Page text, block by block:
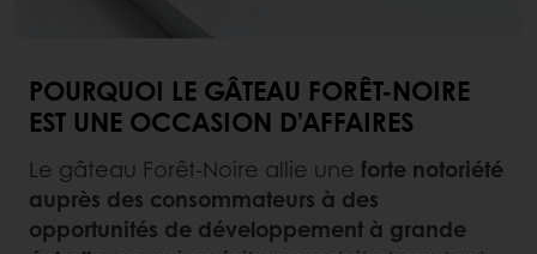
POURQUOI LE GÂTEAU FORÊT-NOIRE
EST UNE OCCASION D’AFFAIRES
Le gâteau Forêt-Noire allie une forte notoriété
auprès des consommateurs à des
opportunités de développement à grande